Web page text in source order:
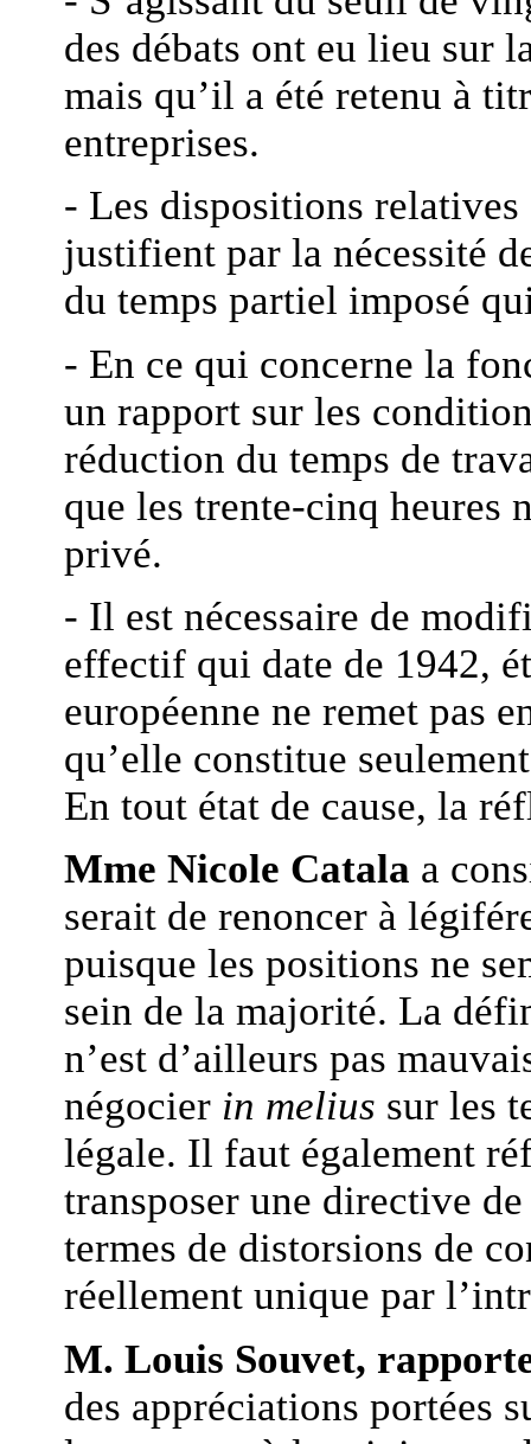
des débats ont eu lieu sur
mais qu’il a été retenu à
entreprises.
- Les dispositions
justifient par la nécessité
du temps partiel imposé
- En ce qui concerne la
un rapport sur les
réduction du temps de
que les trente-cinq heures
privé.
- Il est nécessaire de
effectif qui date de 1942,
européenne ne remet pas
qu’elle constitue
En tout état de cause, la
Mme Nicole Catala a
serait de renoncer à
puisque les positions ne
sein de la majorité. La
n’est d’ailleurs pas
négocier in melius sur les
légale. Il faut également
transposer une directive
termes de distorsions de
réellement unique par
M. Louis Souvet,
des appréciations portées